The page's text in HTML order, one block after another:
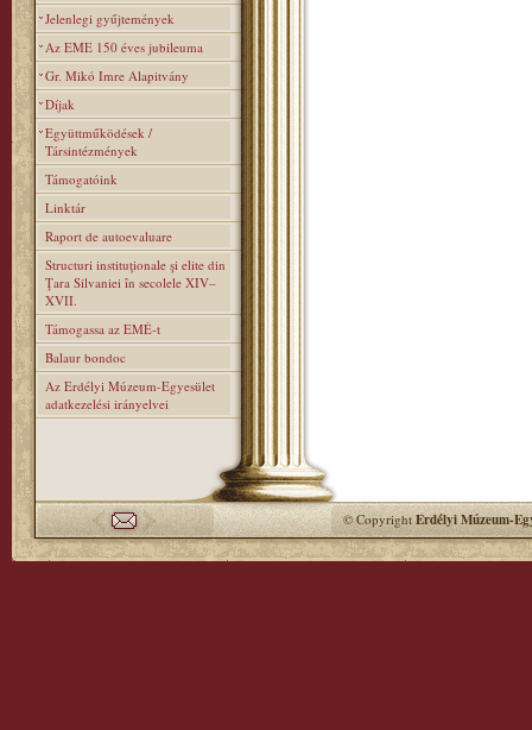
Jelenlegi gyűjtemények
Az EME 150 éves jubileuma
Gr. Mikó Imre Alapitvány
Díjak
Együttműködések /
Társintézmények
Támogatóink
Linktár
Raport de autoevaluare
Structuri instituţionale şi elite din
Ţara Silvaniei în secolele XIV–
XVII.
Támogassa az EMÉ-t
Balaur bondoc
Az Erdélyi Múzeum-Egyesület
adatkezelési irányelvei
© CopyrightErdélyi Múzeum-